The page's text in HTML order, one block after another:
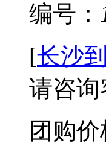
编号：
[长沙
请咨询
团购价